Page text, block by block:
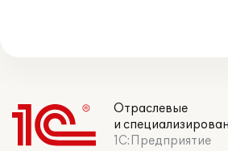
Отраслевые
и
1С:Предприятие